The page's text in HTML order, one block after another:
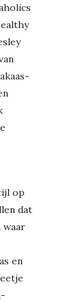
op
dat
waar
en